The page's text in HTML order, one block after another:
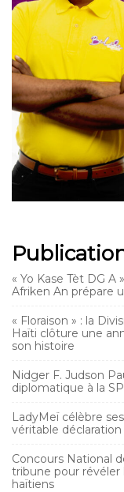
« Yo Kase Tèt DG A
Afriken An prépare
« Floraison » : la
Haïti clôture une
son histoire
Nidger F. Judson
diplomatique à la
LadyMeï célèbre
véritable
Concours National
tribune pour révéler
haïtiens